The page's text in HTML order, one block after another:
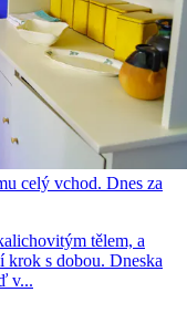
celý vchod. Dnes za
tělem, a
krok s dobou. Dneska
v...